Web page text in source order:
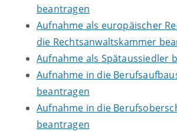
beantragen
Aufnahme als europäischer
die Rechtsanwaltskammer
Aufnahme als Spätaussiedler
Aufnahme in die
beantragen
Aufnahme in die
beantragen